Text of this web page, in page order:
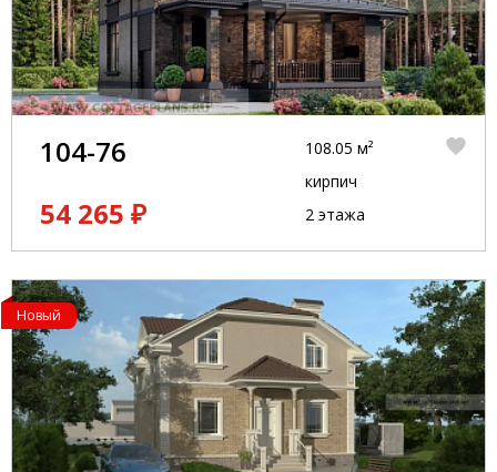
104-76
54 265 ₽
108.05 м²
кирпич
2 этажа
Новый